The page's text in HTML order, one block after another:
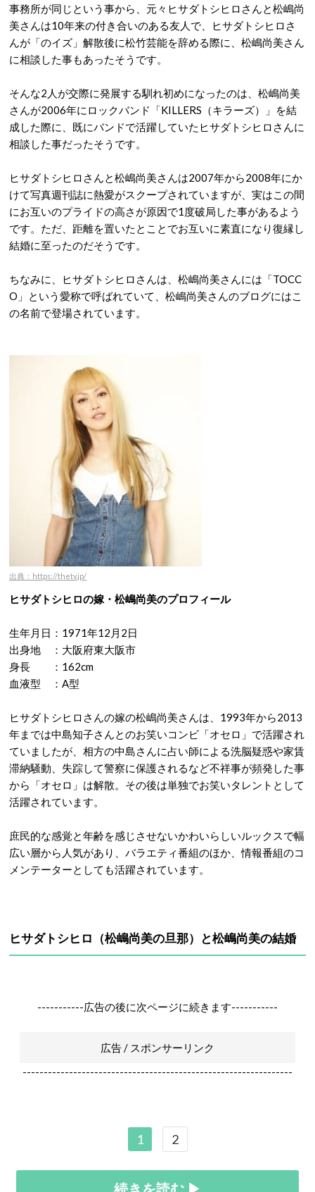
事務所が同じという事から、元々ヒサダトシヒロさんと松嶋尚
美さんは10年来の付き合いのある友人で、ヒサダトシヒロさ
んが「のイズ」解散後に松竹芸能を辞める際に、松嶋尚美さん
に相談した事もあったそうです。
そんな2人が交際に発展する馴れ初めになったのは、松嶋尚美
さんが2006年にロックバンド「KILLERS（キラーズ）」を結
成した際に、既にバンドで活躍していたヒサダトシヒロさんに
相談した事だったそうです。
ヒサダトシヒロさんと松嶋尚美さんは2007年から2008年にか
けて写真週刊誌に熱愛がスクープされていますが、実はこの間
にお互いのプライドの高さが原因で1度破局した事があるよう
です。ただ、距離を置いたとことでお互いに素直になり復縁し
結婚に至ったのだそうです。
ちなみに、ヒサダトシヒロさんは、松嶋尚美さんには「TOCC
O」という愛称で呼ばれていて、松嶋尚美さんのブログにはこ
の名前で登場されています。
出典：https://thetv.jp/
ヒサダトシヒロの嫁・松嶋尚美のプロフィール
生年月日：1971年12月2日
出身地 ：大阪府東大阪市
身長 ：162cm
血液型 ：A型
ヒサダトシヒロさんの嫁の松嶋尚美さんは、1993年から2013
年までは中島知子さんとのお笑いコンビ「オセロ」で活躍され
ていましたが、相方の中島さんに占い師による洗脳疑惑や家賃
滞納騒動、失踪して警察に保護されるなど不祥事が頻発した事
から「オセロ」は解散。その後は単独でお笑いタレントとして
活躍されています。
庶民的な感覚と年齢を感じさせないかわいらしいルックスで幅
広い層から人気があり、バラエティ番組のほか、情報番組のコ
メンテーターとしても活躍されています。
ヒサダトシヒロ（松嶋尚美の旦那）と松嶋尚美の結婚
-----------広告の後に次ページに続きます-----------
広告 / スポンサーリンク
----------------------------------------------------------------
1 2
続きを読む ▶